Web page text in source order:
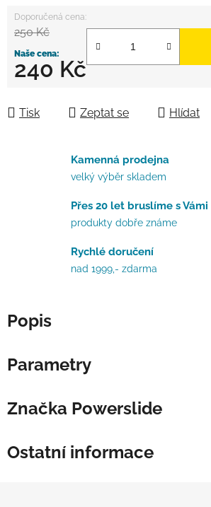
250 Kč
240 Kč
Tisk Zeptat se Hlídat
Kamenná prodejna
velký výběr skladem
Přes 20 let bruslíme s Vámi
produkty dobře známe
Rychlé doručení
nad 1999,- zdarma
Popis
Parametry
Značka Powerslide
Ostatní informace